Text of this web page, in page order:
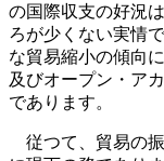
の国際収支の好況
ろが少くない実情
な貿易縮小の傾向
及びオープン・ア
であります。
従つて、貿易の